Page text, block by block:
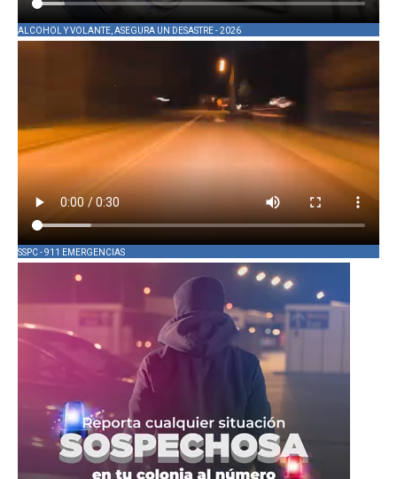
ALCOHOL Y VOLANTE, ASEGURA UN DESASTRE - 2026
SSPC - 911 EMERGENCIAS